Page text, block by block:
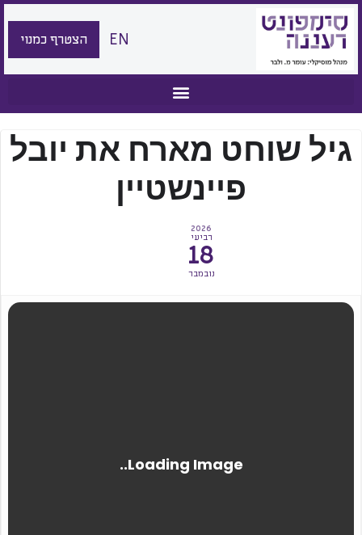
EN הצטרף כמנוי
גיל שוחט מארח את יובל
פיינשטיין
2026
רביעי
18
נובמבר